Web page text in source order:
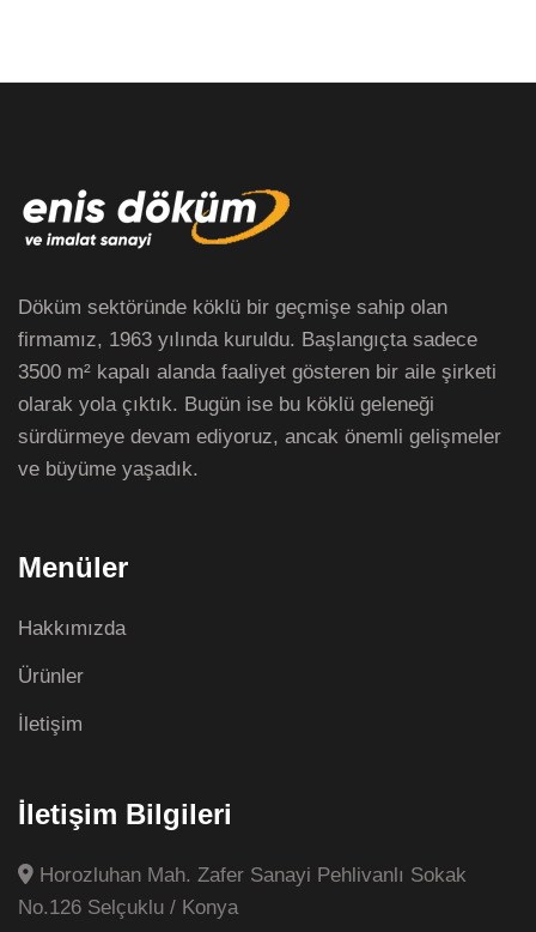
Döküm sektöründe köklü bir geçmişe sahip olan
firmamız, 1963 yılında kuruldu. Başlangıçta sadece
3500 m² kapalı alanda faaliyet gösteren bir aile şirketi
olarak yola çıktık. Bugün ise bu köklü geleneği
sürdürmeye devam ediyoruz, ancak önemli gelişmeler
ve büyüme yaşadık.
Menüler
Hakkımızda
Ürünler
İletişim
İletişim Bilgileri
Horozluhan Mah. Zafer Sanayi Pehlivanlı Sokak
No.126 Selçuklu / Konya